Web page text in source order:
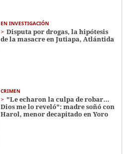
EN INVESTIGACIÓN
Disputa por drogas, la hipótesis
de la masacre en Jutiapa, Atlántida
CRIMEN
"Le echaron la culpa de robar...
Dios me lo reveló": madre soñó con
Harol, menor decapitado en Yoro